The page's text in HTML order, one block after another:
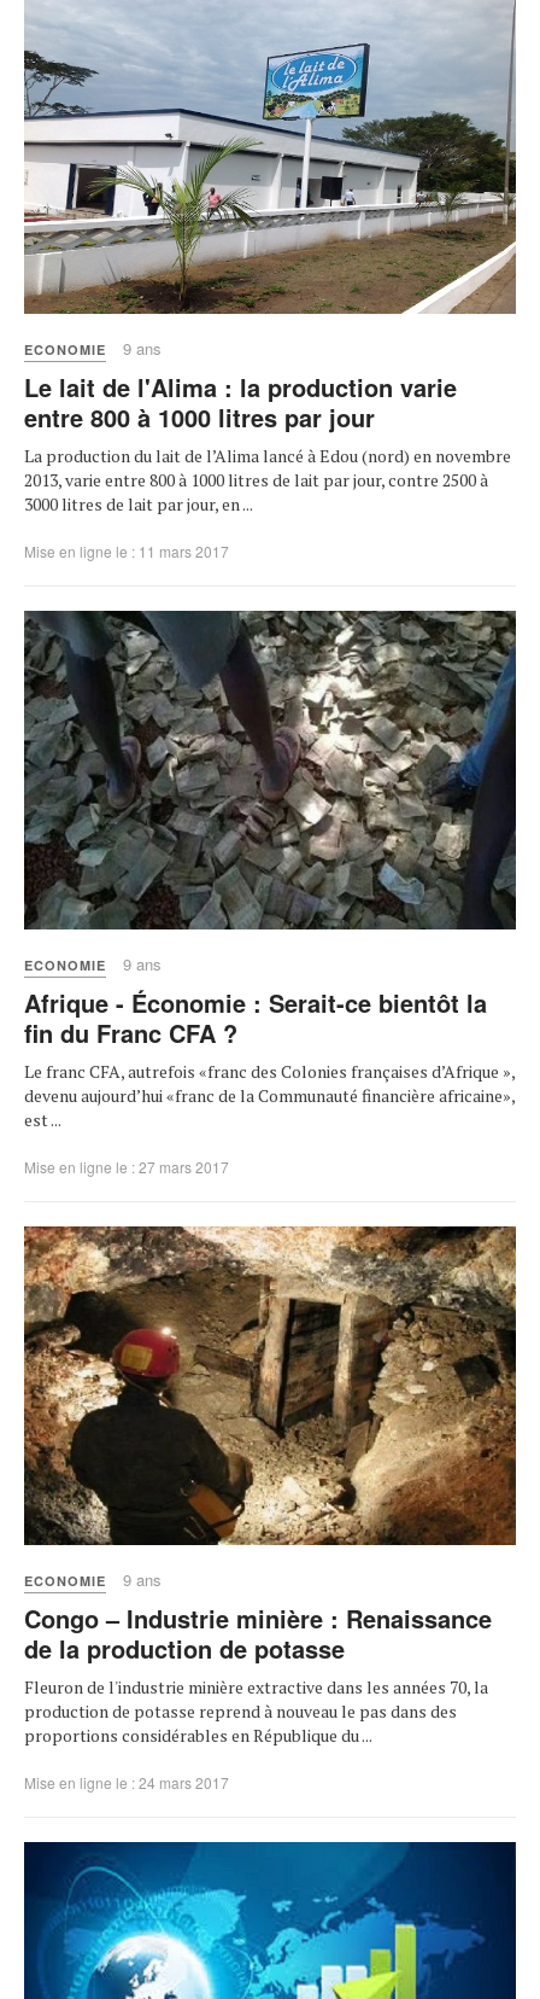
ECONOMIE 9 ans
Le lait de l'Alima : la production varie
entre 800 à 1000 litres par jour
La production du lait de l’Alima lancé à Edou (nord) en novembre
2013, varie entre 800 à 1000 litres de lait par jour, contre 2500 à
3000 litres de lait par jour, en ...
Mise en ligne le : 11 mars 2017
ECONOMIE 9 ans
Afrique - Économie : Serait-ce bientôt la
fin du Franc CFA ?
Le franc CFA, autrefois «franc des Colonies françaises d’Afrique »,
devenu aujourd’hui «franc de la Communauté financière africaine»,
est ...
Mise en ligne le : 27 mars 2017
ECONOMIE 9 ans
Congo – Industrie minière : Renaissance
de la production de potasse
Fleuron de l'industrie minière extractive dans les années 70, la
production de potasse reprend à nouveau le pas dans des
proportions considérables en République du ...
Mise en ligne le : 24 mars 2017